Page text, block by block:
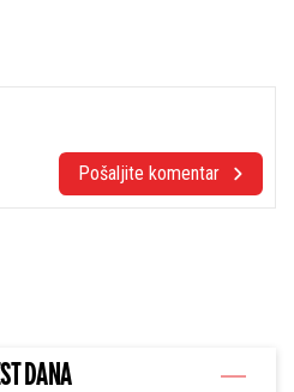
Pošaljite komentar
DANA